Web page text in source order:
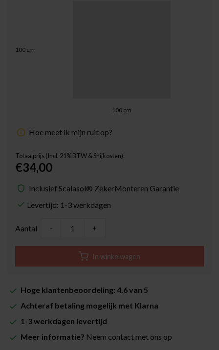
100 cm
100 cm
Hoe meet ik mijn ruit op?
Totaalprijs (Incl. 21% BTW & Snijkosten):
€34,00
Inclusief Scalasol® ZekerMonteren Garantie
Levertijd: 1-3 werkdagen
Aantal - +
In winkelwagen
Hoge klantenbeoordeling: 4.6 van 5
Achteraf betaling mogelijk met Klarna
1-3 werkdagen levertijd
Meer informatie? Neem contact met ons op